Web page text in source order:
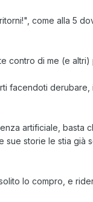
come alla 5
contro di me (e altri)
facendoti
artificiale, basta
storie le stia già
lo compro, e